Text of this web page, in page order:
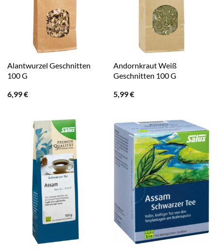
Alantwurzel Geschnitten
100 G
6,99€
Andornkraut Weiß
Geschnitten 100 G
5,99€